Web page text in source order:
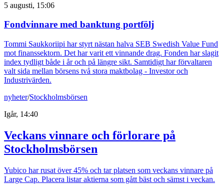
5 augusti, 15:06
Fondvinnare med banktung portfölj
Tommi Saukkoriipi har styrt nästan halva SEB Swedish Value Fund
mot finanssektorn. Det har varit ett vinnande drag. Fonden har slagit
index tydligt både i år och på längre sikt. Samtidigt har förvaltaren
valt sida mellan börsens två stora maktbolag - Investor och
Industrivärden.
nyheter/Stockholmsbörsen
Igår, 14:40
Veckans vinnare och förlorare på
Stockholmsbörsen
Yubico har rusat över 45% och tar platsen som veckans vinnare på
Large Cap. Placera listar aktierna som gått bäst och sämst i veckan.